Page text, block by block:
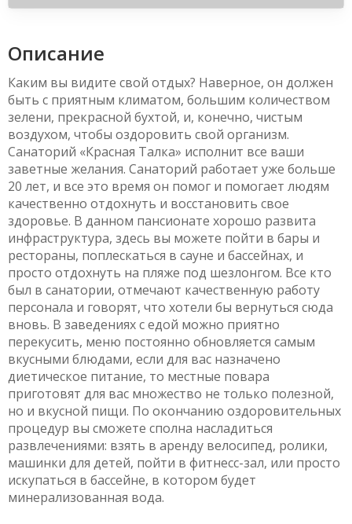
Описание
Каким вы видите свой отдых? Наверное, он должен
быть с приятным климатом, большим количеством
зелени, прекрасной бухтой, и, конечно, чистым
воздухом, чтобы оздоровить свой организм.
Санаторий «Красная Талка» исполнит все ваши
заветные желания. Санаторий работает уже больше
20 лет, и все это время он помог и помогает людям
качественно отдохнуть и восстановить свое
здоровье. В данном пансионате хорошо развита
инфраструктура, здесь вы можете пойти в бары и
рестораны, поплескаться в сауне и бассейнах, и
просто отдохнуть на пляже под шезлонгом. Все кто
был в санатории, отмечают качественную работу
персонала и говорят, что хотели бы вернуться сюда
вновь. В заведениях с едой можно приятно
перекусить, меню постоянно обновляется самым
вкусными блюдами, если для вас назначено
диетическое питание, то местные повара
приготовят для вас множество не только полезной,
но и вкусной пищи. По окончанию оздоровительных
процедур вы сможете сполна насладиться
развлечениями: взять в аренду велосипед, ролики,
машинки для детей, пойти в фитнесс-зал, или просто
искупаться в бассейне, в котором будет
минерализованная вода.